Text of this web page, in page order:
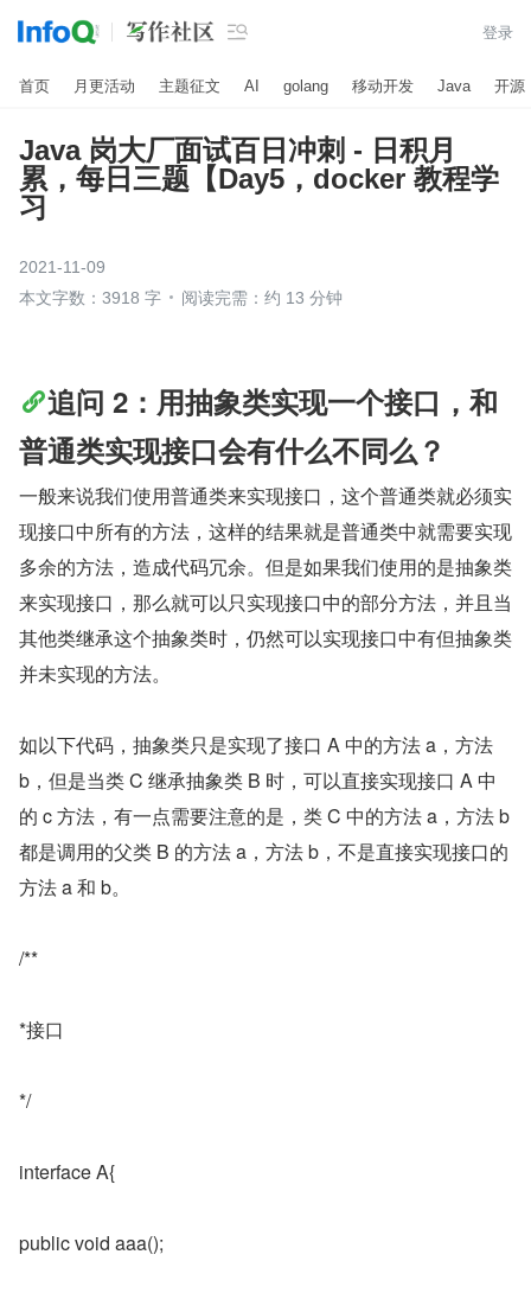
 登录
首页 月更活动 主题征文 AI golang 移动开发 Java 开源
Java 岗大厂面试百日冲刺 - 日积月
累，每日三题【Day5，docker 教程学
习
2021-11-09
本文字数：3918 字
阅读完需：约 13 分钟
追问 2：用抽象类实现一个接口，和
普通类实现接口会有什么不同么？
一般来说我们使用普通类来实现接口，这个普通类就必须实
现接口中所有的方法，这样的结果就是普通类中就需要实现
多余的方法，造成代码冗余。但是如果我们使用的是抽象类
来实现接口，那么就可以只实现接口中的部分方法，并且当
其他类继承这个抽象类时，仍然可以实现接口中有但抽象类
并未实现的方法。
如以下代码，抽象类只是实现了接口 A 中的方法 a，方法
b，但是当类 C 继承抽象类 B 时，可以直接实现接口 A 中
的 c 方法，有一点需要注意的是，类 C 中的方法 a，方法 b
都是调用的父类 B 的方法 a，方法 b，不是直接实现接口的
方法 a 和 b。
/**
*接口
*/
interface A{
public void aaa();